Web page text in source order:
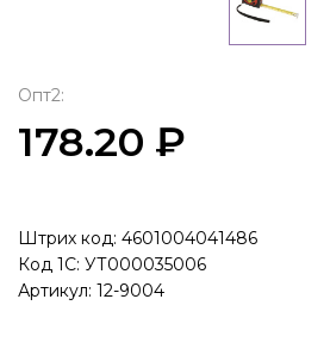
Опт2:
178.20 ₽
Штрих код: 4601004041486
Код 1С: УТ000035006
Артикул: 12-9004